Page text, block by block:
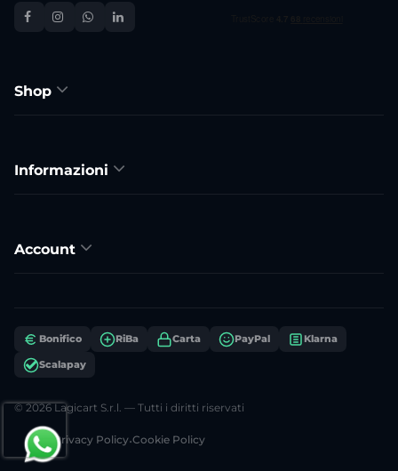
Shop
Informazioni
Account
Bonifico RiBa Carta PayPal Klarna
Scalapay
© 2026 Lagicart S.r.l. — Tutti i diritti riservati
Privacy Policy•Cookie Policy